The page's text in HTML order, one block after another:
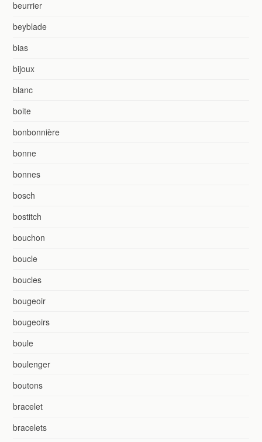
beurrier
beyblade
bias
bijoux
blanc
boite
bonbonnière
bonne
bonnes
bosch
bostitch
bouchon
boucle
boucles
bougeoir
bougeoirs
boule
boulenger
boutons
bracelet
bracelets